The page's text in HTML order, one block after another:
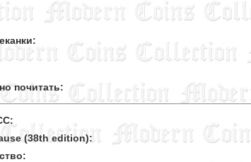
почитать:
(38th edition):